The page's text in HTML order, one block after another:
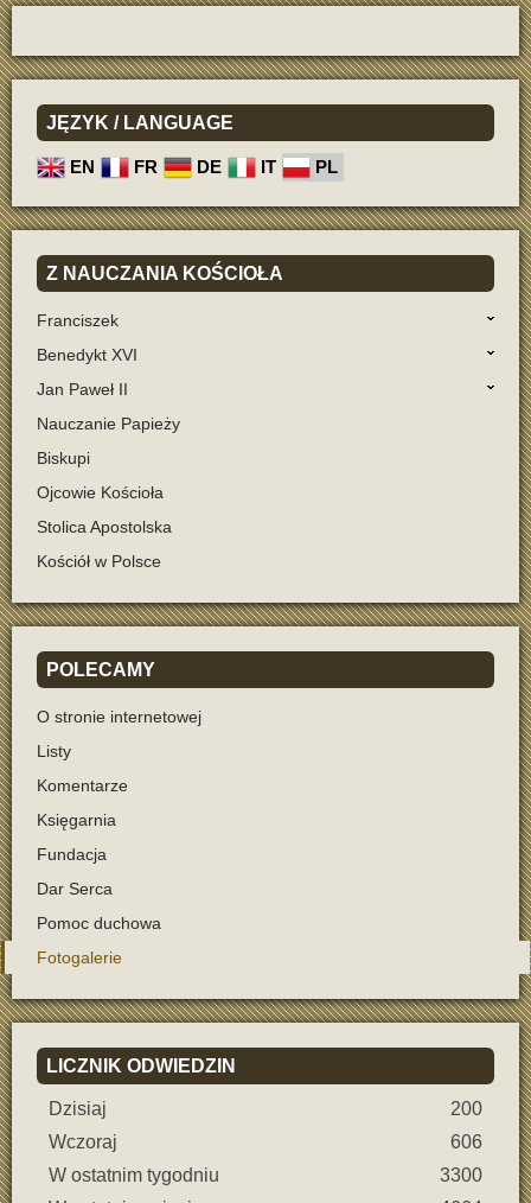
JĘZYK / LANGUAGE
EN FR DE IT PL
Z NAUCZANIA KOŚCIOŁA
Franciszek
Benedykt XVI
Jan Paweł II
Nauczanie Papieży
Biskupi
Ojcowie Kościoła
Stolica Apostolska
Kościół w Polsce
POLECAMY
O stronie internetowej
Listy
Komentarze
Księgarnia
Fundacja
Dar Serca
Pomoc duchowa
Fotogalerie
LICZNIK ODWIEDZIN
Dzisiaj
200
Wczoraj
606
W ostatnim tygodniu
3300